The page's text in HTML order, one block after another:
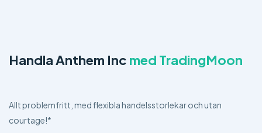
Handla Anthem Inc med TradingMoon
Allt problemfritt, med flexibla handelsstorlekar och utan
courtage!*